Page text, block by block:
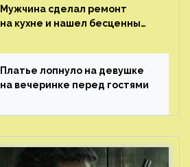
Мужчина сделал ремонт
на кухне и нашел бесценные
Платье лопнуло на девушке
на вечеринке перед гостями